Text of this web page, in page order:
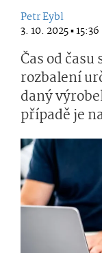
Petr Eybl
3. 10. 2025 ▪ 15:36
Čas od
rozbalení
daný
případě je